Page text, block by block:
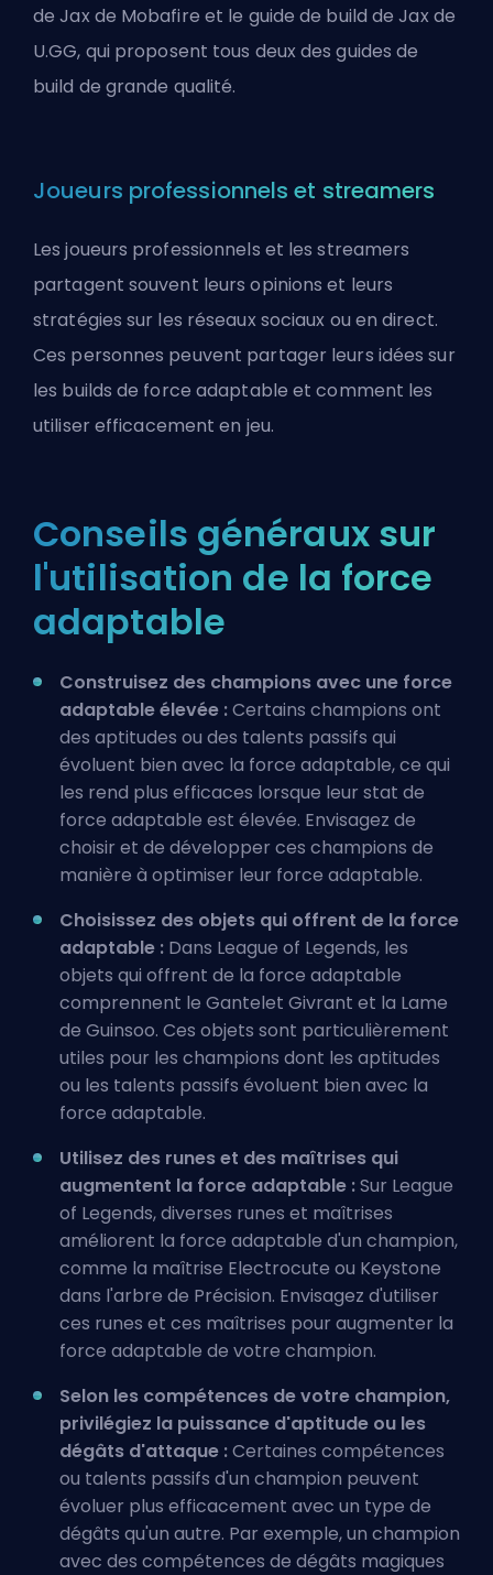
de Jax de Mobafire et le guide de build de Jax de
U.GG, qui proposent tous deux des guides de
build de grande qualité.
Joueurs professionnels et streamers
Les joueurs professionnels et les streamers
partagent souvent leurs opinions et leurs
stratégies sur les réseaux sociaux ou en direct.
Ces personnes peuvent partager leurs idées sur
les builds de force adaptable et comment les
utiliser efficacement en jeu.
Conseils généraux sur
l'utilisation de la force
adaptable
Construisez des champions avec une force
adaptable élevée :Certains champions ont
des aptitudes ou des talents passifs qui
évoluent bien avec la force adaptable, ce qui
les rend plus efficaces lorsque leur stat de
force adaptable est élevée. Envisagez de
choisir et de développer ces champions de
manière à optimiser leur force adaptable.
Choisissez des objets qui offrent de la force
adaptable : Dans League of Legends, les
objets qui offrent de la force adaptable
comprennent le Gantelet Givrant et la Lame
de Guinsoo. Ces objets sont particulièrement
utiles pour les champions dont les aptitudes
ou les talents passifs évoluent bien avec la
force adaptable.
Utilisez des runes et des maîtrises qui
augmentent la force adaptable :Sur League
of Legends, diverses runes et maîtrises
améliorent la force adaptable d'un champion,
comme la maîtrise Electrocute ou Keystone
dans l'arbre de Précision. Envisagez d'utiliser
ces runes et ces maîtrises pour augmenter la
force adaptable de votre champion.
Selon les compétences de votre champion,
privilégiez la puissance d'aptitude ou les
dégâts d'attaque :Certaines compétences
ou talents passifs d'un champion peuvent
évoluer plus efficacement avec un type de
dégâts qu'un autre. Par exemple, un champion
avec des compétences de dégâts magiques